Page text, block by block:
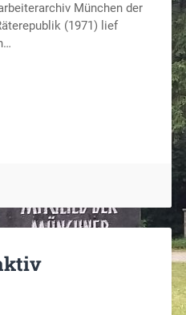
München der
(1971) lief